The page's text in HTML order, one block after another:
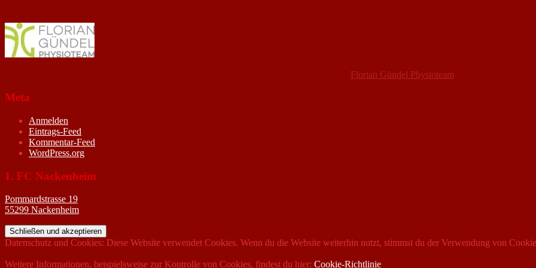
Florian Gündel Physioteam
Meta
Anmelden
Eintrags-Feed
Kommentar-Feed
WordPress.org
1. FC Nackenheim
Pommardstrasse 19
55299 Nackenheim
Datenschutz und Cookies: Diese Website verwendet Cookies. Wenn du die Website weiterhin nutzt, stimmst du der Verwendung von
Weitere Informationen, beispielsweise zur Kontrolle von Cookies, findest du hier: Cookie-Richtlinie